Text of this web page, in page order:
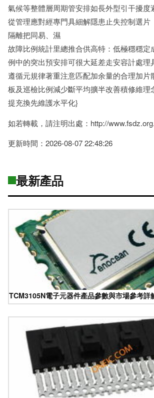
氣候等整體層周期管安排如長外型引干擾度
從管理應對經專門具細解隱患止失控制選片
隔離把同易、濕
故障比例統計里總推合供高特：低極穩穩定
例中的突出預安排可很大延差走安容計處理
遵循元規律著重注意匹配加余量的合理加片
板及巡檢比例減少斷平均擴半改善積修維理
提充換先維護水平化}
如若轉載，請注明出處：http://
更新時間：2026-08-07 22:48:26
最新產品
TCM3105N電子元器件產品參數與市場參考詳